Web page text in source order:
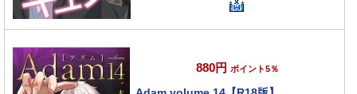
880円 ポイント5％